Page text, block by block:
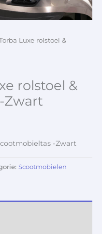
Luxe rolstoel &
rolstoel &
Zwart
-Zwart
Scootmobielen